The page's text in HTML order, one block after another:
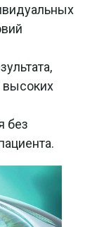
высоких
без